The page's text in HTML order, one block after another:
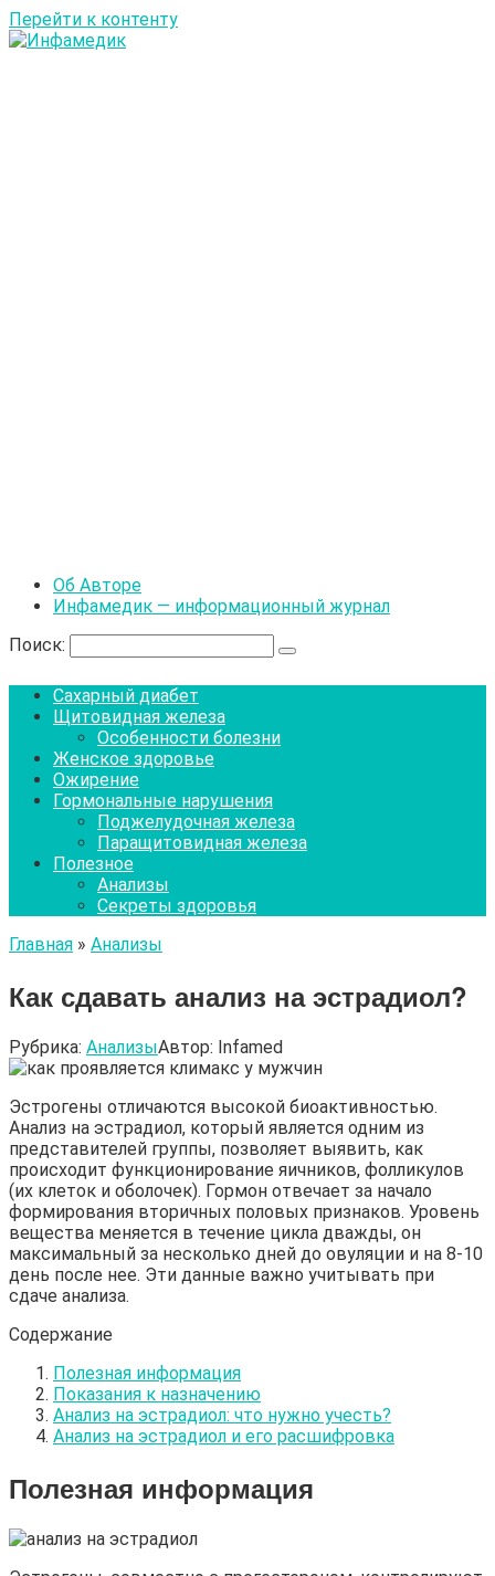
Перейти к контенту
Об Авторе
Инфамедик — информационный журнал
Поиск:
Сахарный диабет
Щитовидная железа
Особенности болезни
Женское здоровье
Ожирение
Гормональные нарушения
Поджелудочная железа
Паращитовидная железа
Полезное
Анализы
Секреты здоровья
Главная » Анализы
Как сдавать анализ на эстрадиол?
Рубрика: АнализыАвтор: Infamed
Эстрогены отличаются высокой биоактивностью.
Анализ на эстрадиол, который является одним из
представителей группы, позволяет выявить, как
происходит функционирование яичников, фолликулов
(их клеток и оболочек). Гормон отвечает за начало
формирования вторичных половых признаков. Уровень
вещества меняется в течение цикла дважды, он
максимальный за несколько дней до овуляции и на 8-10
день после нее. Эти данные важно учитывать при
сдаче анализа.
Содержание
Полезная информация
Показания к назначению
Анализ на эстрадиол: что нужно учесть?
Анализ на эстрадиол и его расшифровка
Полезная информация